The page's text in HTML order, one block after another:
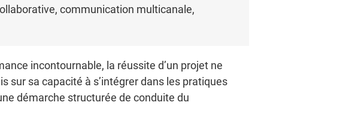
communication multicanale,
incontournable, la réussite d’un projet ne
sur sa capacité à s’intégrer dans les pratiques
démarche structurée de conduite du